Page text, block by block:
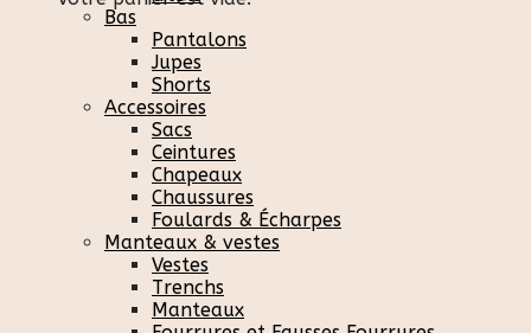
Bas
Pantalons
Jupes
Shorts
Accessoires
Sacs
Ceintures
Chapeaux
Chaussures
Foulards & Écharpes
Manteaux & vestes
Vestes
Trenchs
Manteaux